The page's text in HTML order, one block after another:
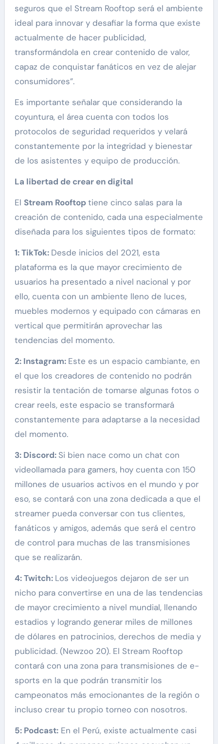
seguros que el Stream Rooftop será el ambiente
ideal para innovar y desafiar la forma que existe
actualmente de hacer publicidad,
transformándola en crear contenido de valor,
capaz de conquistar fanáticos en vez de alejar
consumidores”.
Es importante señalar que considerando la
coyuntura, el área cuenta con todos los
protocolos de seguridad requeridos y velará
constantemente por la integridad y bienestar
de los asistentes y equipo de producción.
La libertad de crear en digital
El Stream Rooftoptiene cinco salas para la
creación de contenido, cada una especialmente
diseñada para los siguientes tipos de formato:
1:TikTok: Desde inicios del 2021, esta
plataforma es la que mayor crecimiento de
usuarios ha presentado a nivel nacional y por
ello, cuenta con un ambiente lleno de luces,
muebles modernos y equipado con cámaras en
vertical que permitirán aprovechar las
tendencias del momento.
2: Instagram: Este es un espacio cambiante, en
el que los creadores de contenido no podrán
resistir la tentación de tomarse algunas fotos o
crear reels, este espacio se transformará
constantemente para adaptarse a la necesidad
del momento.
3: Discord: Si bien nace como un chat con
videollamada para gamers, hoy cuenta con 150
millones de usuarios activos en el mundo y por
eso, se contará con una zona dedicada a que el
streamer pueda conversar con tus clientes,
fanáticos y amigos, además que será el centro
de control para muchas de las transmisiones
que se realizarán.
4: Twitch: Los videojuegos dejaron de ser un
nicho para convertirse en una de las tendencias
de mayor crecimiento a nivel mundial, llenando
estadios y logrando generar miles de millones
de dólares en patrocinios, derechos de media y
publicidad. (Newzoo 20). El Stream Rooftop
contará con una zona para transmisiones de e-
sports en la que podrán transmitir los
campeonatos más emocionantes de la región o
incluso crear tu propio torneo con nosotros.
5: Podcast:En el Perú, existe actualmente casi